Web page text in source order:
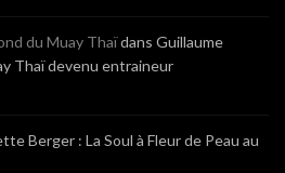
du Muay Thaïdans Guillaume
Thaï devenu entraineur
Berger : La Soul à Fleur de Peau au